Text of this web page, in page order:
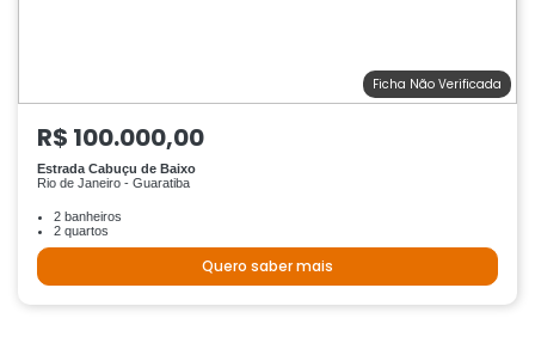
Ficha Não Verificada
R$ 100.000,00
Estrada Cabuçu de Baixo
Rio de Janeiro - Guaratiba
2 banheiros
2 quartos
Quero saber mais